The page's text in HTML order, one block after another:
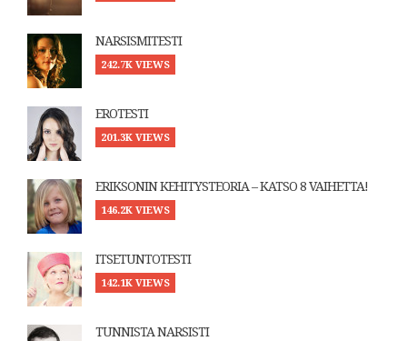
NARSISMITESTI
242.7K VIEWS
EROTESTI
201.3K VIEWS
ERIKSONIN KEHITYSTEORIA – KATSO 8 VAIHETTA!
146.2K VIEWS
ITSETUNTOTESTI
142.1K VIEWS
TUNNISTA NARSISTI